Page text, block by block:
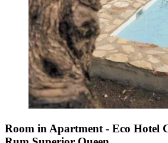
Room in Apartment - Eco Hotel